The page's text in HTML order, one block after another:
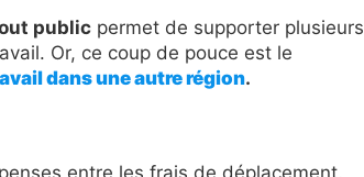
public permet de supporter plusieurs
Or, ce coup de pouce est le
dans une autre région.